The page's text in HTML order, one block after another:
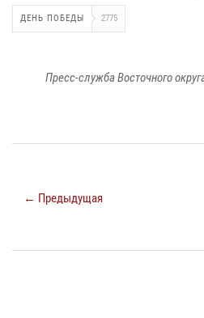
ДЕНЬ ПОБЕДЫ 2775
Пресс-служба Восточного
← Предыдущая